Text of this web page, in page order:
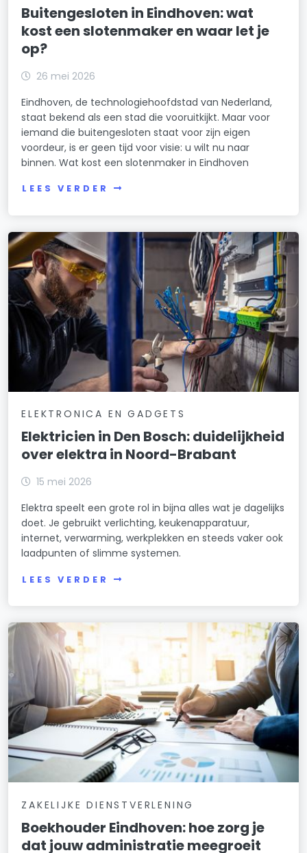
Buitengesloten in Eindhoven: wat
kost een slotenmaker en waar let je
op?
26 mei 2026
Eindhoven, de technologiehoofdstad van Nederland,
staat bekend als een stad die vooruitkijkt. Maar voor
iemand die buitengesloten staat voor zijn eigen
voordeur, is er geen tijd voor visie: u wilt nu naar
binnen. Wat kost een slotenmaker in Eindhoven
LEES VERDER
ELEKTRONICA EN GADGETS
Elektricien in Den Bosch: duidelijkheid
over elektra in Noord-Brabant
15 mei 2026
Elektra speelt een grote rol in bijna alles wat je dagelijks
doet. Je gebruikt verlichting, keukenapparatuur,
internet, verwarming, werkplekken en steeds vaker ook
laadpunten of slimme systemen.
LEES VERDER
ZAKELIJKE DIENSTVERLENING
Boekhouder Eindhoven: hoe zorg je
dat jouw administratie meegroeit